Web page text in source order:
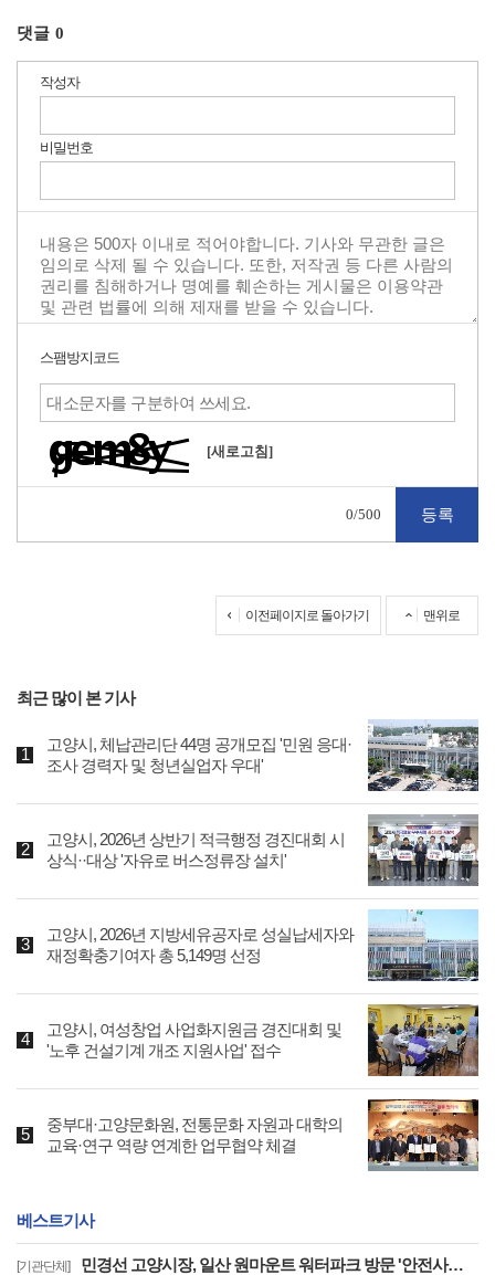
댓글 0
작성자
비밀번호
스팸방지코드
[새로고침]
0/500
이전페이지로 돌아가기 맨위로
최근 많이 본 기사
고양시, 체납관리단 44명 공개모집 '민원 응대·
조사 경력자 및 청년실업자 우대'
고양시, 2026년 상반기 적극행정 경진대회 시
상식··대상 '자유로 버스정류장 설치'
고양시, 2026년 지방세유공자로 성실납세자와
재정확충기여자 총 5,149명 선정
고양시, 여성창업 사업화지원금 경진대회 및
'노후 건설기계 개조 지원사업' 접수
중부대·고양문화원, 전통문화 자원과 대학의
교육·연구 역량 연계한 업무협약 체결
베스트기사
[기관단체] 민경선 고양시장, 일산 원마운트 워터파크 방문 '안전사고 방지 대책 점검'